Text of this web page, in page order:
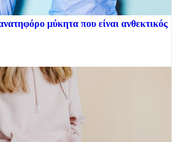
μύκητα που είναι ανθεκτικός